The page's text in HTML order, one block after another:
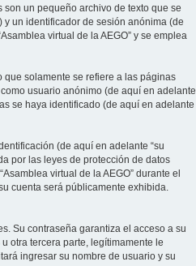
son un pequeño archivo de texto que se
un identificador de sesión anónima (de
virtual de la AEGO” y se emplea
que solamente se refiere a las páginas
usuario anónimo (de aquí en adelante
se haya identificado (de aquí en adelante
(de aquí en adelante “su
por las leyes de protección de datos
virtual de la AEGO” durante el
cuenta será públicamente exhibida.
Su contraseña garantiza el acceso a su
otra tercera parte, legítimamente le
ingresar su nombre de usuario y su